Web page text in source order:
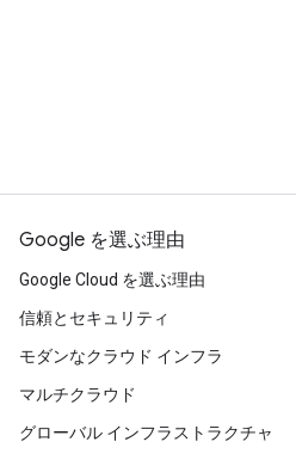
Google を選ぶ理由
Google Cloud を選ぶ理由
信頼とセキュリティ
モダンなクラウド インフラ
マルチクラウド
グローバル インフラストラクチャ